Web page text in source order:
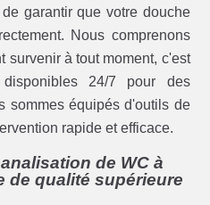
garantir que votre douche
Nous comprenons
survenir à tout moment, c'est
24/7 pour des
sommes équipés d'outils de
rapide et efficace.
de WC à
de qualité supérieure